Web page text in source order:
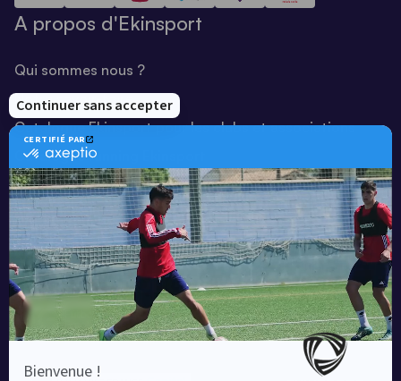
A propos d'Ekinsport
Qui sommes nous ?
Notre savoir-faire
Catalogue Ekinsport pour les clubs et associations
Catalogue running Ekinsport
Blog
Une société de :